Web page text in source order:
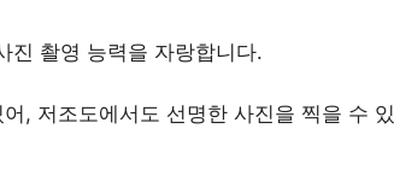
진 촬영 능력을 자랑합니다.
, 저조도에서도 선명한 사진을 찍을 수 있